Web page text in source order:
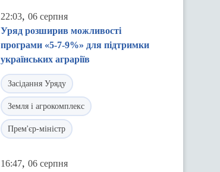
22:03, 06 серпня
Уряд розширив можливості
програми «5-7-9%» для підтримки
українських аграріїв
Засідання Уряду
Земля і агрокомплекс
Прем'єр-міністр
16:47, 06 серпня